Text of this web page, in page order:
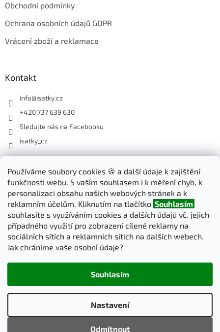
Používáme soubory cookies 🍪 a další údaje k zajištění
funkčnosti webu. S vaším souhlasem i k měření chyb, k
personalizaci obsahu našich webových stránek a k
reklamním účelům. Kliknutím na tlačítko Souhlasím
souhlasíte s využíváním cookies a dalších údajů vč. jejich
případného využití pro zobrazení cílené reklamy na
sociálních sítích a reklamních sítích na dalších webech.
Jak chráníme vaše osobní údaje?
Nastavení
Odmítnout
Souhlasím
Obchodní podmínky
Ochrana osobních údajů GDPR
Vrácení zboží a reklamace
Kontakt
info@isatky.cz
+420 737 639 630
Sledujte nás na Facebooku
isatky_cz
Odebírat newsletter
Vložte svůj e-mail a my vám budeme zasílat informace o nových
produktech na našem e-shopu.
E-mail
PŘIHLÁSIT SE
nastavení cookies